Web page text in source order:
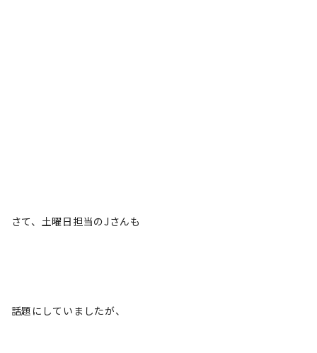
さて、土曜日担当のJさんも
話題にしていましたが、